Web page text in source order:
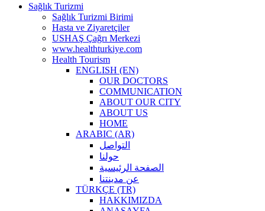
Sağlık Turizmi
Sağlık Turizmi Birimi
Hasta ve Ziyaretçiler
USHAŞ Çağrı Merkezi
www.healthturkiye.com
Health Tourism
ENGLISH (EN)
OUR DOCTORS
COMMUNICATION
ABOUT OUR CITY
ABOUT US
HOME
ARABIC (AR)
التواصل
حولنا
الصفحة الرئيسية
عن مدينتنا
TÜRKÇE (TR)
HAKKIMIZDA